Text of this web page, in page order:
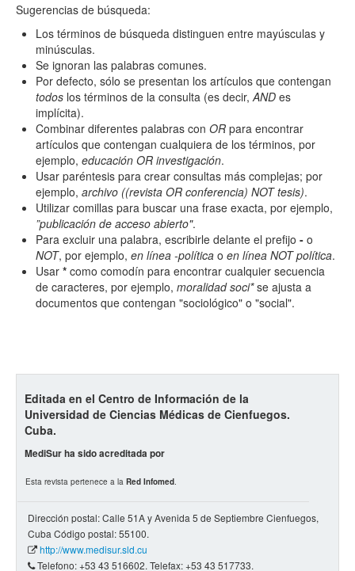
Términos de indexación
Disciplinas
Tipo (método/enfoque)
Cobertura
Todos los camps término del índice
Sugerencias de búsqueda:
Los términos de búsqueda distinguen entre mayúsculas y
minúsculas.
Se ignoran las palabras comunes.
Por defecto, sólo se presentan los artículos que contengan
todos los términos de la consulta (es decir, AND es
implícita).
Combinar diferentes palabras con OR para encontrar
artículos que contengan cualquiera de los términos, por
ejemplo, educación OR investigación.
Usar paréntesis para crear consultas más complejas; por
ejemplo, archivo ((revista OR conferencia) NOT tesis).
Utilizar comillas para buscar una frase exacta, por ejemplo,
”publicación de acceso abierto".
Para excluir una palabra, escribirle delante el prefijo - o
NOT, por ejemplo, en línea -política o en línea NOT política.
Usar * como comodín para encontrar cualquier secuencia
de caracteres, por ejemplo, moralidad soci*se ajusta a
documentos que contengan "sociológico" o "social".
Editada en el Centro de Información de la
Universidad de Ciencias Médicas de Cienfuegos.
Cuba.
MediSur ha sido acreditada por
Esta revista pertenece a la Red Infomed.
Dirección postal: Calle 51A y Avenida 5 de Septiembre Cienfuegos,
Cuba Código postal: 55100.
http://www.medisur.sld.cu
Telefono: +53 43 516602. Telefax: +53 43 517733.